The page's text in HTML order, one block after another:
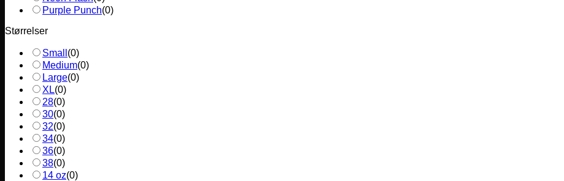
Purple Punch(0)
Størrelser
Small (0)
Medium(0)
Large(0)
XL(0)
28(0)
30(0)
32(0)
34(0)
36(0)
38(0)
14 oz(0)